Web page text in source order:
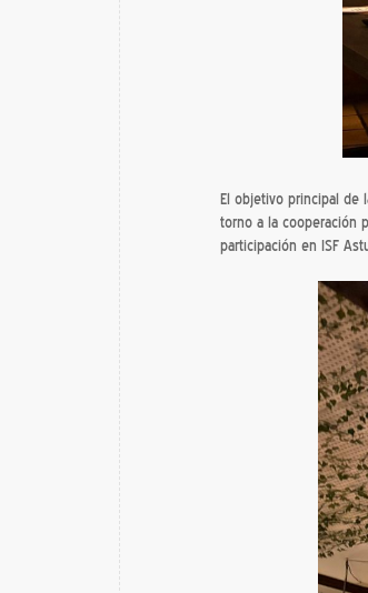
El objetivo principal de
torno a la cooperación
participación en ISF